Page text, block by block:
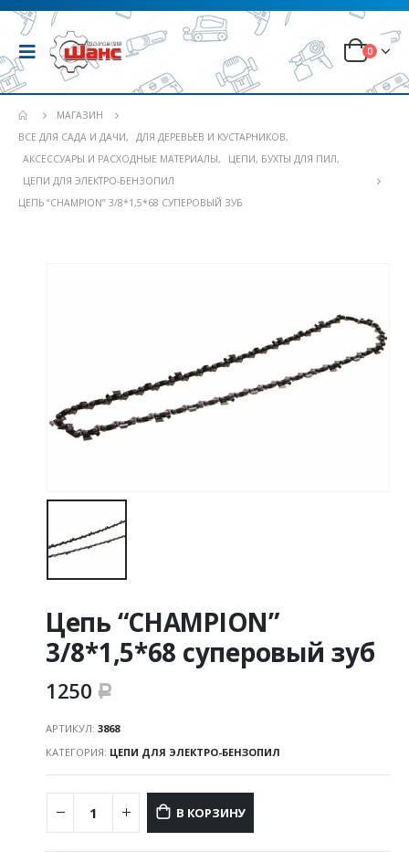
0
МАГАЗИН
ВСЕ ДЛЯ САДА И ДАЧИ, ДЛЯ ДЕРЕВЬЕВ И КУСТАРНИКОВ,
АКСЕССУАРЫ И РАСХОДНЫЕ МАТЕРИАЛЫ, ЦЕПИ, БУХТЫ ДЛЯ ПИЛ,
ЦЕПИ ДЛЯ ЭЛЕКТРО-БЕНЗОПИЛ
ЦЕПЬ “CHAMPION” 3/8*1,5*68 СУПЕРОВЫЙ ЗУБ
Цепь “CHAMPION”
3/8*1,5*68 суперовый зуб
1250 Р
АРТИКУЛ: 3868
КАТЕГОРИЯ: ЦЕПИ ДЛЯ ЭЛЕКТРО-БЕНЗОПИЛ
В КОРЗИНУ